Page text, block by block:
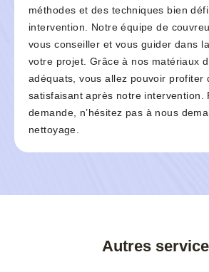
méthodes et des techniques bien
intervention. Notre équipe de
vous conseiller et vous guider dans
votre projet. Grâce à nos matériaux
adéquats, vous allez pouvoir profiter
satisfaisant après notre intervention.
demande, n’hésitez pas à nous
nettoyage.
Autres